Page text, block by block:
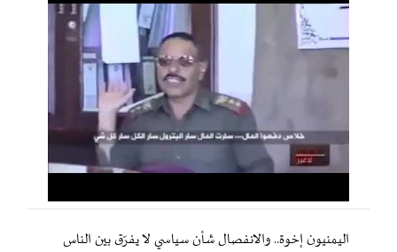
اليمنيون إخوة.. والانفصال شأن سياسي لا يفرّق بين الناس